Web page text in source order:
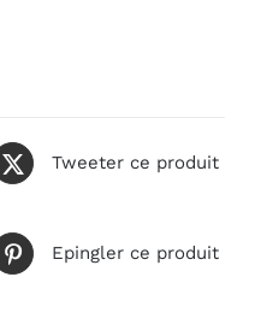
Tweeter ce produit
Epingler ce produit